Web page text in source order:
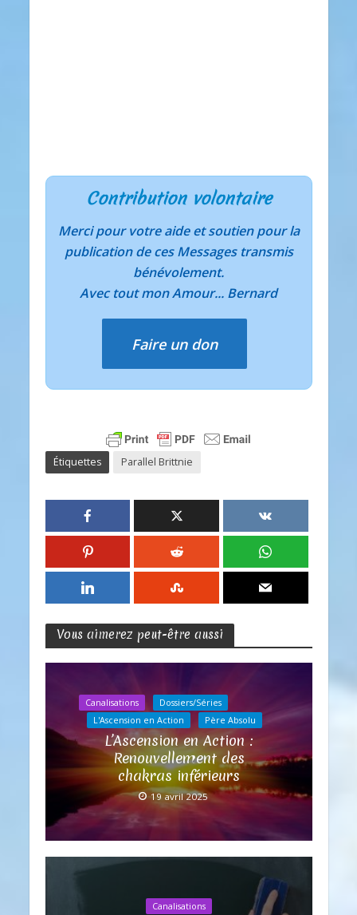
Contribution volontaire
Merci pour votre aide et soutien pour la
publication de ces Messages transmis
bénévolement.
Avec tout mon Amour... Bernard
Faire un don
Étiquettes Parallel Brittnie
Vous aimerez peut-être aussi
Canalisations
Dossiers/Séries
L'Ascension en Action
Père Absolu
L’Ascension en Action :
Renouvellement des
chakras inférieurs
19 avril 2025
Canalisations